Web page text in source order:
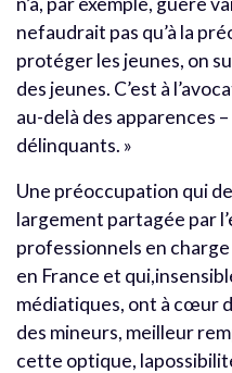
nefaudrait pas qu’à la
protéger les jeunes, on
des jeunes. C’est à
au-delà des apparences
délinquants. »
Une préoccupation qui
largement partagée par
professionnels en
en France et
médiatiques, ont à cœur
des mineurs, meilleur
cette optique,